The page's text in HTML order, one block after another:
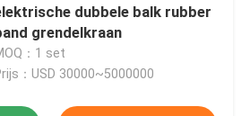
dubbele balk rubber
grendelkraan
：1 set
：USD 30000~5000000